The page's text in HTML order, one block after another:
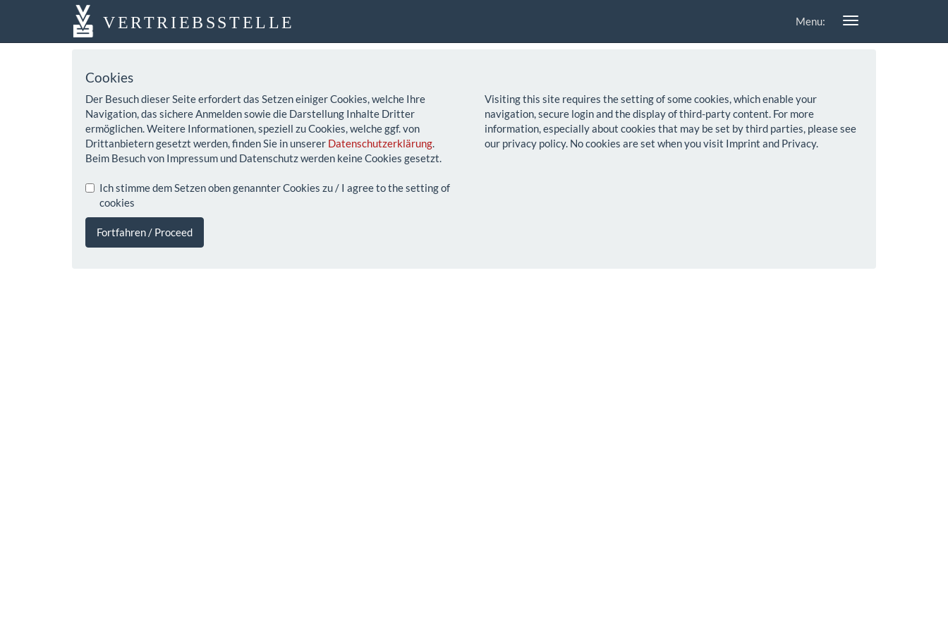
VERTRIEBSSTELLE Menu:
Cookies
Der Besuch dieser Seite erfordert das Setzen einiger Cookies, welche Ihre
Navigation, das sichere Anmelden sowie die Darstellung Inhalte Dritter
ermöglichen. Weitere Informationen, speziell zu Cookies, welche ggf. von
Drittanbietern gesetzt werden, finden Sie in unserer Datenschutzerklärung.
Beim Besuch von Impressum und Datenschutz werden keine Cookies gesetzt.
Ich stimme dem Setzen oben genannter Cookies zu / I agree to the setting of
cookies
Fortfahren / Proceed
Visiting this site requires the setting of some cookies, which enable your
navigation, secure login and the display of third-party content. For more
information, especially about cookies that may be set by third parties, please see
our privacy policy. No cookies are set when you visit Imprint and Privacy.